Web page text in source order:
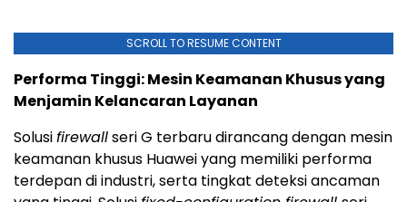
SCROLL TO RESUME CONTENT
Performa Tinggi: Mesin Keamanan Khusus yang
Menjamin Kelancaran Layanan
Solusifirewallseri G terbaru dirancang dengan mesin
keamanan khusus Huawei yang memiliki performa
terdepan di industri, serta tingkat deteksi ancaman